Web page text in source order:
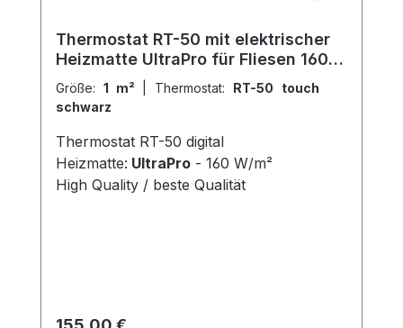
Thermostat RT-50 mit elektrischer
Heizmatte UltraPro für Fliesen 160
W/m²
Größe: 1 m² Thermostat: RT-50 touch
schwarz
Thermostat RT-50 digital
Heizmatte: UltraPro - 160 W/m²
High Quality / beste Qualität
Regulärer Preis: